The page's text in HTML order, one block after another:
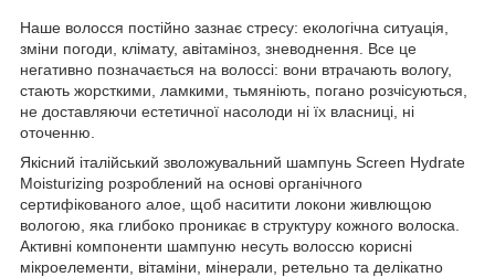
Наше волосся постійно зазнає стресу: екологічна ситуація,
зміни погоди, клімату, авітаміноз, зневоднення. Все це
негативно позначається на волоссі: вони втрачають вологу,
стають жорсткими, ламкими, тьмяніють, погано розчісуються,
не доставляючи естетичної насолоди ні їх власниці, ні
оточенню.
Якісний італійський зволожувальний шампунь Screen Hydrate
Moisturizing розроблений на основі органічного
сертифікованого алое, щоб наситити локони живлющою
вологою, яка глибоко проникає в структуру кожного волоска.
Активні компоненти шампуню несуть волоссю корисні
мікроелементи, вітаміни, мінерали, ретельно та делікатно